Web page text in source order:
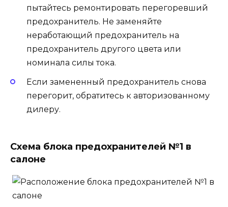
пытайтесь ремонтировать перегоревший
предохранитель. Не заменяйте
неработающий предохранитель на
предохранитель другого цвета или
номинала силы тока.
Если замененный предохранитель снова
перегорит, обратитесь к авторизованному
дилеру.
Схема блока предохранителей №1 в
салоне